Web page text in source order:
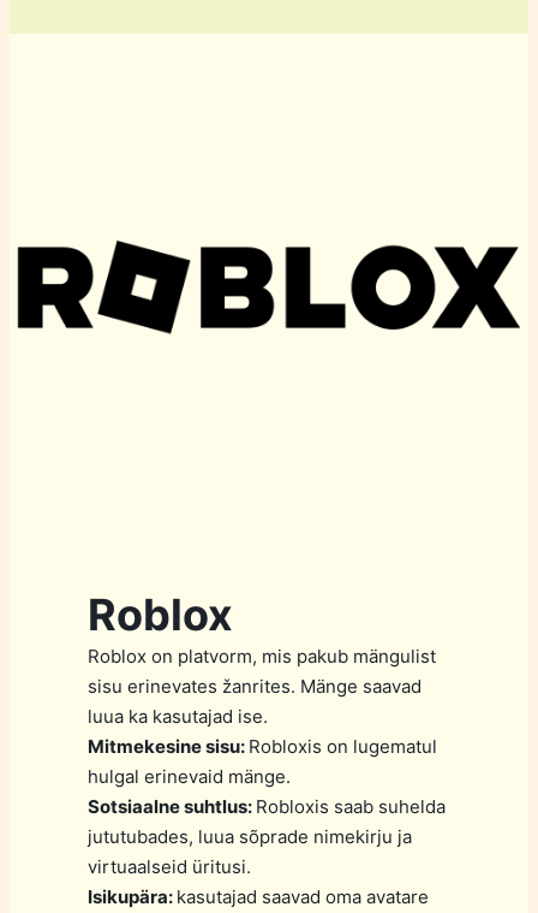
Roblox
Roblox on platvorm, mis pakub mängulist
sisu erinevates žanrites. Mänge saavad
luua ka kasutajad ise.
Mitmekesine sisu: Robloxis on lugematul
hulgal erinevaid mänge.
Sotsiaalne suhtlus: Robloxis saab suhelda
jututubades, luua sõprade nimekirju ja
virtuaalseid üritusi.
Isikupära: kasutajad saavad oma avatare